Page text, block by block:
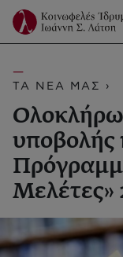
ΤΑ ΝΕΑ ΜΑΣ ›
υποβολής
Μελέτες»